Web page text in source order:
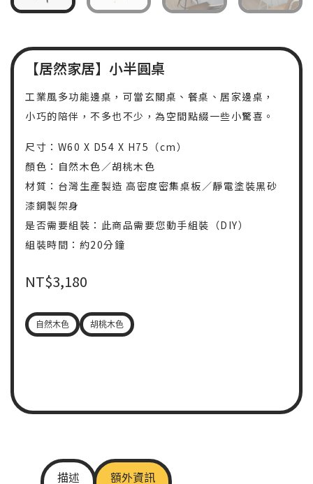
【居然家居】小半圓桌
工業風多功能邊桌，可當玄關桌、餐桌、居家邊桌，
小巧的陪伴，不多也不少，為空間點綴一些小驚喜。
尺寸：W60 X D54 X H75（cm）
顏色：自然木色／胡桃木色
材質：台灣生產製造 高密度密集桌板／靜電塗裝黑砂
漆鋼製架身
是否需要組裝：此商品需要您動手組裝（DIY）
組裝時間：約20分鐘
NT$3,180
自然木色 胡桃木色
描述 額外資訊